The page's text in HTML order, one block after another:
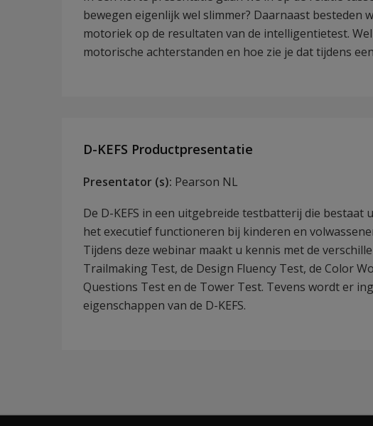
bewegen eigenlijk wel slimmer? Daarnaast besteden
motoriek op de resultaten van de intelligentietest.
motorische achterstanden en hoe zie je dat tijdens
D-KEFS Productpresentatie
Presentator (s): Pearson NL
De D-KEFS in een uitgebreide testbatterij die
het executief functioneren bij kinderen en
Tijdens deze webinar maakt u kennis met de
Trailmaking Test, de Design Fluency Test, de Color
Questions Test en de Tower Test. Tevens wordt er
eigenschappen van de D-KEFS.